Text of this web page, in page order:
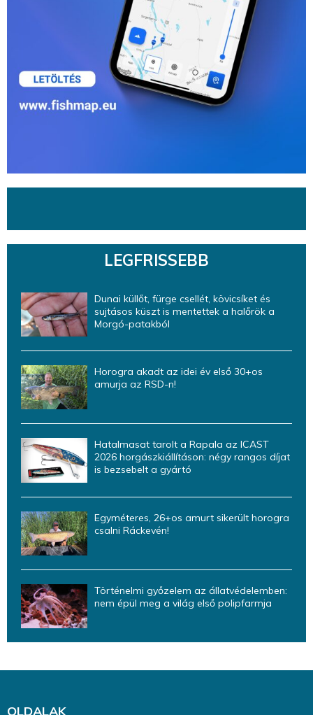
LEGFRISSEBB
Dunai küllőt, fürge csellét, kövicsíket és
sujtásos küszt is mentettek a halőrök a
Morgó-patakból
Horogra akadt az idei év első 30+os
amurja az RSD-n!
Hatalmasat tarolt a Rapala az ICAST
2026 horgászkiállításon: négy rangos díjat
is bezsebelt a gyártó
Egyméteres, 26+os amurt sikerült horogra
csalni Ráckevén!
Történelmi győzelem az állatvédelemben:
nem épül meg a világ első polipfarmja
OLDALAK